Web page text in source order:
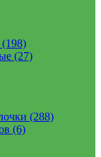
(27)
(288)
(6)